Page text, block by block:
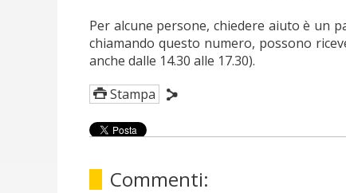
Per alcune persone, chiedere aiuto è un
chiamando questo numero, possono
anche dalle 14.30 alle 17.30).
Stampa
Commenti: